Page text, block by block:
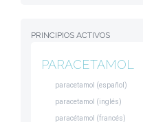
PRINCIPIOS ACTIVOS
PARACETAMOL
paracetamol (español)
paracetamol (inglés)
paracétamol (francés)